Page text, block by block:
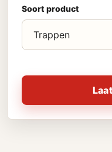
Soort product